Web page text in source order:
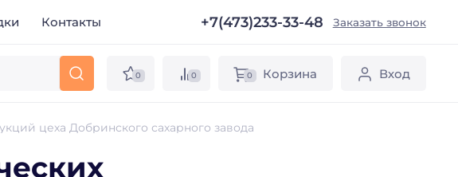
Контакты +7(473)233-33-48 Заказать звонок
0 0 0 Корзина Вход
цеха Добринского сахарного завода